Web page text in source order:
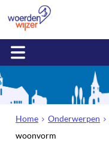
Home Onderwerpen
woonvorm